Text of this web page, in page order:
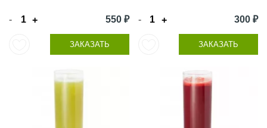
- + 550 ₽
ЗАКАЗАТЬ
- + 300 ₽
ЗАКАЗАТЬ